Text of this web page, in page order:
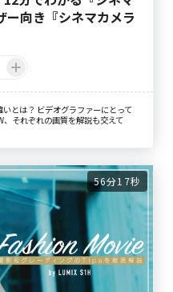
ー向き『シネマカメラ
とは？ ビデオグラファーにとって
それぞれの画質を解説も交えて
56分17秒